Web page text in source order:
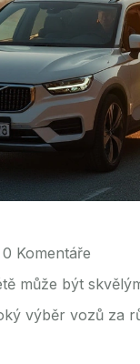
0 Komentáře
může být
výběr vozů za